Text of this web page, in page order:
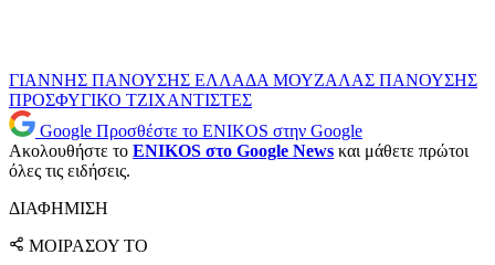
ΓΙΑΝΝΗΣ ΠΑΝΟΥΣΗΣ ΕΛΛΑΔΑ ΜΟΥΖΑΛΑΣ ΠΑΝΟΥΣΗΣ
ΠΡΟΣΦΥΓΙΚΟ ΤΖΙΧΑΝΤΙΣΤΕΣ
Google Προσθέστε το ENIKOS στην Google
Ακολουθήστε το ENIKOS στο Google News και μάθετε πρώτοι
όλες τις ειδήσεις.
ΔΙΑΦΗΜΙΣΗ
ΜΟΙΡΑΣΟΥ ΤΟ